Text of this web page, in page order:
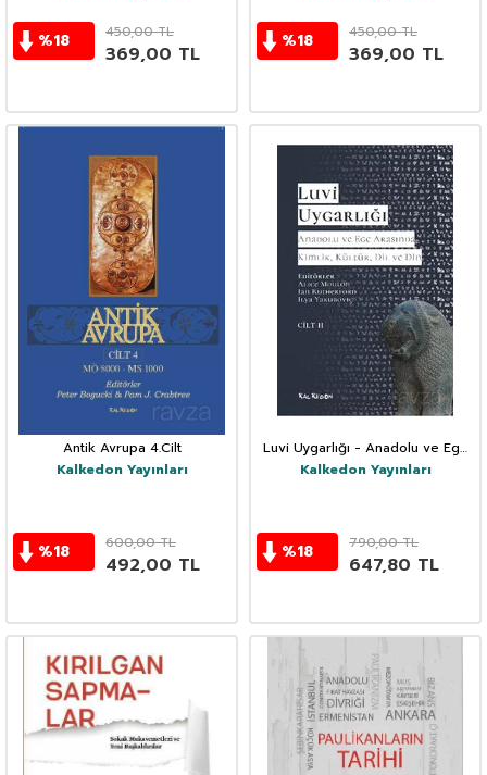
%18 450,00TL
369,00 TL
%18 450,00TL
369,00 TL
Antik Avrupa 4.Cilt
Kalkedon Yayınları
%18 600,00TL
492,00 TL
Luvi Uygarlığı - Anadolu ve Ege
Arasında Kimlik, Kültür, Dil, Din
(Cilt 2)
Kalkedon Yayınları
%18 790,00TL
647,80 TL